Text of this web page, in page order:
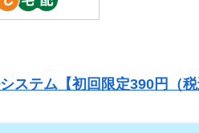
ステム【初回限定390円（